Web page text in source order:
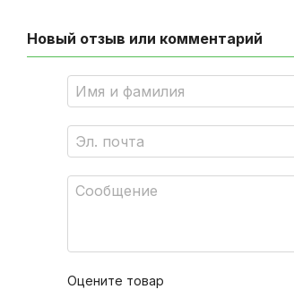
Новый отзыв или комментарий
Оцените товар